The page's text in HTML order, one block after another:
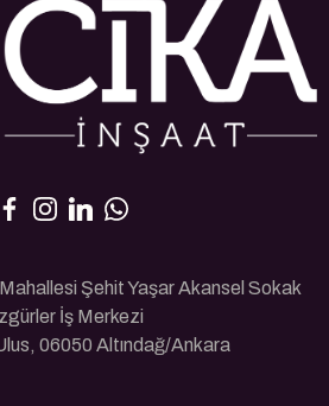
Şehit Yaşar Akansel Sokak
İş Merkezi
06050 Altındağ/Ankara